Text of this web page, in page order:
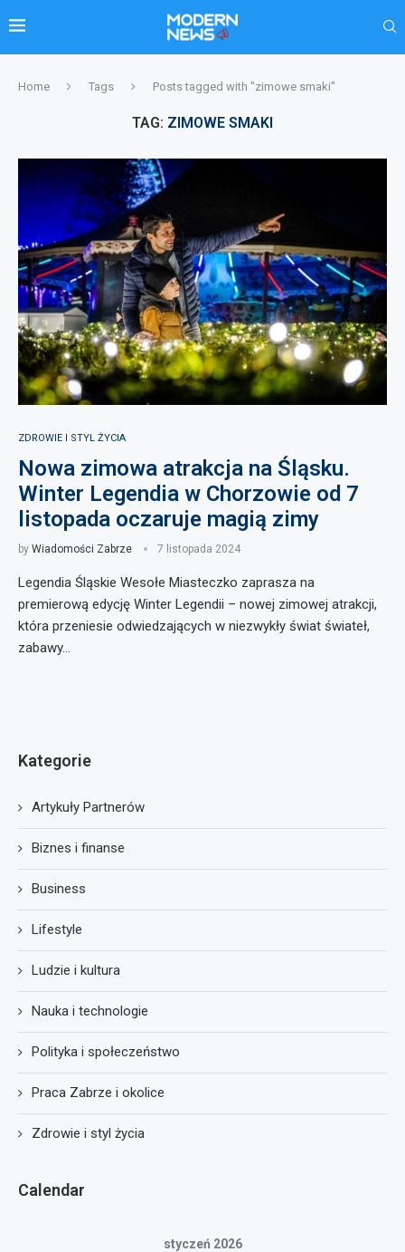
Home Tags Posts tagged with "zimowe smaki"
TAG: ZIMOWE SMAKI
ZDROWIE I STYL ŻYCIA
Nowa zimowa atrakcja na Śląsku.
Winter Legendia w Chorzowie od 7
listopada oczaruje magią zimy
by Wiadomości Zabrze 7 listopada 2024
Legendia Śląskie Wesołe Miasteczko zaprasza na
premierową edycję Winter Legendii – nowej zimowej atrakcji,
która przeniesie odwiedzających w niezwykły świat świateł,
zabawy…
Kategorie
Artykuły Partnerów
Biznes i finanse
Business
Lifestyle
Ludzie i kultura
Nauka i technologie
Polityka i społeczeństwo
Praca Zabrze i okolice
Zdrowie i styl życia
Calendar
styczeń 2026